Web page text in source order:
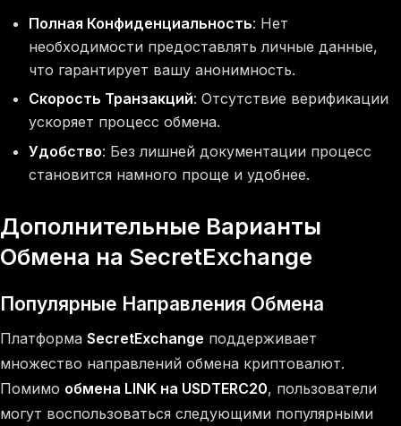
Полная Конфиденциальность: Нет
необходимости предоставлять личные данные,
что гарантирует вашу анонимность.
Скорость Транзакций: Отсутствие верификации
ускоряет процесс обмена.
Удобство: Без лишней документации процесс
становится намного проще и удобнее.
Дополнительные Варианты
Обмена на SecretExchange
Популярные Направления Обмена
Платформа SecretExchange поддерживает
множество направлений обмена криптовалют.
Помимо обмена LINK на USDTERC20, пользователи
могут воспользоваться следующими популярными